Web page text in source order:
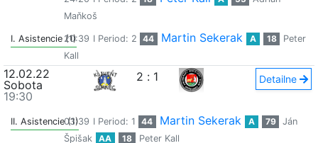
Maňkoš
I. Asistencie (1)20:39 I Period: 2 44 Martin Sekerak A 18
Peter
Kall
12.02.22
Sobota
19:30
2 : 1 Detailne
II. Asistencie (1)
03:39 I Period: 1 44 Martin Sekerak A 79
Ján
Špišak
AA 18 Peter Kall